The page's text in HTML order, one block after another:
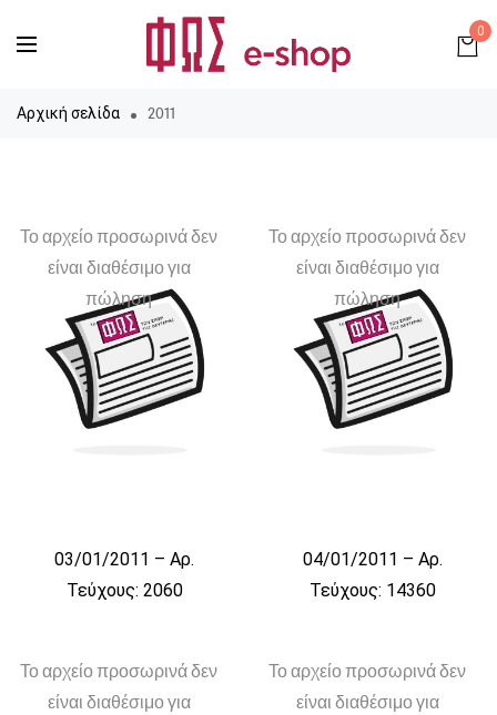
0
Αρχική σελίδα 2011
Το αρχείο προσωρινά δεν
είναι διαθέσιμο για
πώληση
03/01/2011 – Αρ.
Τεύχους: 2060
Το αρχείο προσωρινά δεν
είναι διαθέσιμο για
πώληση
04/01/2011 – Αρ.
Τεύχους: 14360
Το αρχείο προσωρινά δεν
είναι διαθέσιμο για
Το αρχείο προσωρινά δεν
είναι διαθέσιμο για